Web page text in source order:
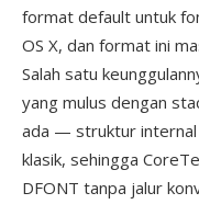
format default untuk
OS X, dan format ini
Salah satu
yang mulus dengan
ada — struktur
klasik, sehingga
DFONT tanpa jalur